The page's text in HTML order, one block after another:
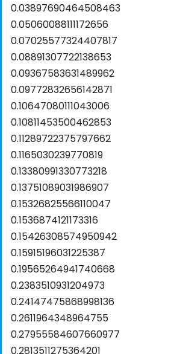
0.03897690464508463
0.05060088111172656
0.07025577324407817
0.08891307722138653
0.09367583631489962
0.09772832656142871
0.10647080111043006
0.10811453500462853
0.11289722375797662
0.1165030239770819
0.13380991330773218
0.13751089031986907
0.15326825566110047
0.1536874121173316
0.15426308574950942
0.15915196031225387
0.19565264941740668
0.2383510931204973
0.24147475868998136
0.2611964348964755
0.27955584607660977
0.2813511275364201